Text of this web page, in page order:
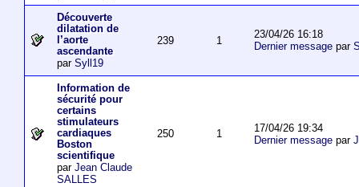
Découverte
dilatation de
l’aorte
ascendante
par Syll19
239 1
23/04/26 16:18
Dernier messagepar
Information de
sécurité pour
certains
stimulateurs
cardiaques
Boston
scientifique
par Jean Claude
SALLES
250 1
17/04/26 19:34
Dernier messagepar